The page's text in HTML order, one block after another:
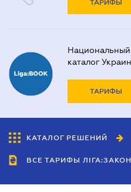
ТАРИФЫ
каталог
ТАРИФЫ
КАТАЛОГ РЕШЕНИЙ
ВСЕ ТАРИФЫ ЛІГА:ЗАКОН